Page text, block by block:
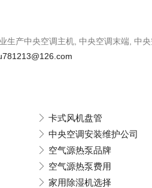
生产中央空调主机, 中央空调末端, 中
卡式风机盘管
中央空调安装维护公司
空气源热泵品牌
空气源热泵费用
家用除湿机选择